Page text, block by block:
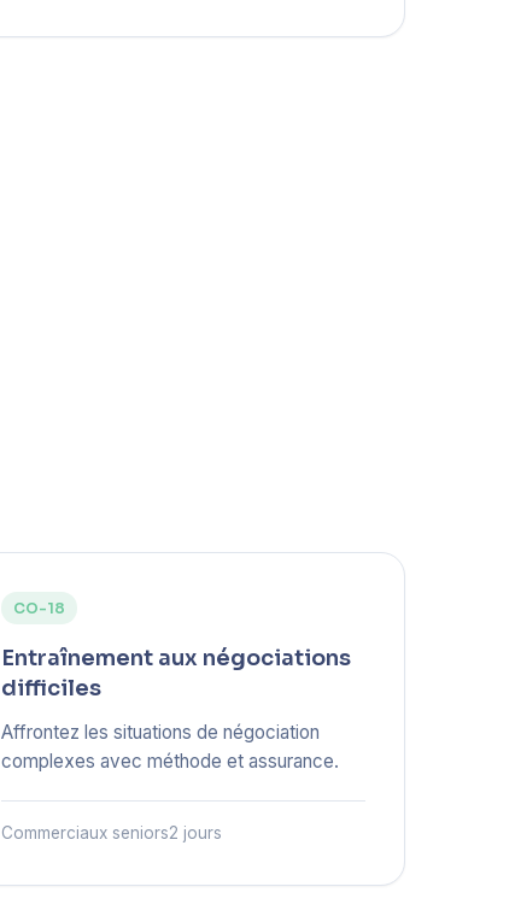
CO-18
Entraînement aux négociations
difficiles
Affrontez les situations de négociation
complexes avec méthode et assurance.
Commerciaux seniors2 jours